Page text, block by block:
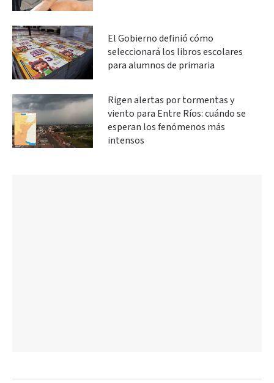
El Gobierno definió cómo
seleccionará los libros escolares
para alumnos de primaria
Rigen alertas por tormentas y
viento para Entre Ríos: cuándo se
esperan los fenómenos más
intensos